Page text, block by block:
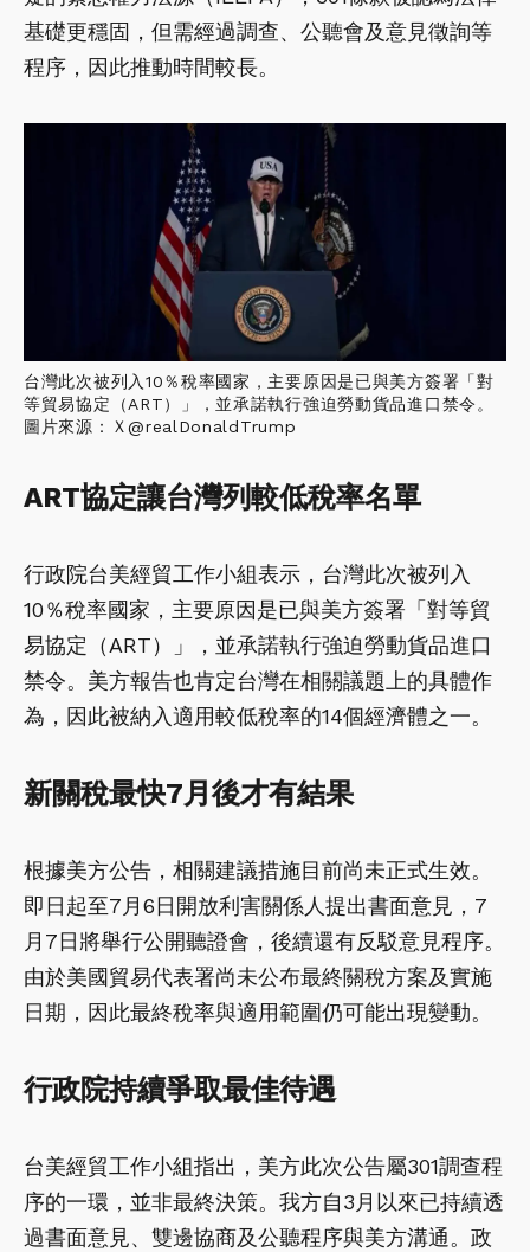
基礎更穩固，但需經過調查、公聽會及意見徵詢等
程序，因此推動時間較長。
台灣此次被列入10％稅率國家，主要原因是已與美方簽署「對
等貿易協定（ART）」，並承諾執行強迫勞動貨品進口禁令。
圖片來源：Ｘ@realDonaldTrump
ART協定讓台灣列較低稅率名單
行政院台美經貿工作小組表示，台灣此次被列入
10％稅率國家，主要原因是已與美方簽署「對等貿
易協定（ART）」，並承諾執行強迫勞動貨品進口
禁令。美方報告也肯定台灣在相關議題上的具體作
為，因此被納入適用較低稅率的14個經濟體之一。
新關稅最快7月後才有結果
根據美方公告，相關建議措施目前尚未正式生效。
即日起至7月6日開放利害關係人提出書面意見，7
月7日將舉行公開聽證會，後續還有反駁意見程序。
由於美國貿易代表署尚未公布最終關稅方案及實施
日期，因此最終稅率與適用範圍仍可能出現變動。
行政院持續爭取最佳待遇
台美經貿工作小組指出，美方此次公告屬301調查程
序的一環，並非最終決策。我方自3月以來已持續透
過書面意見、雙邊協商及公聽程序與美方溝通。政